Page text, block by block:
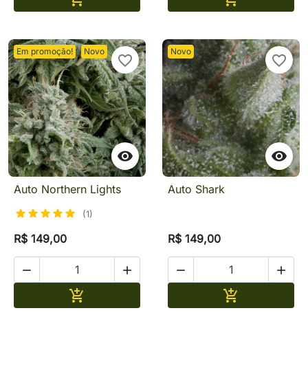
Em promoção! Novo

favorite_border
Auto Northern Lights
(1)
R$ 149,00
 

Novo

favorite_border
Auto Shark
R$ 149,00
 
